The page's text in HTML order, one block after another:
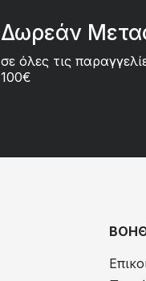
Δωρεάν
σε όλες τις
100€